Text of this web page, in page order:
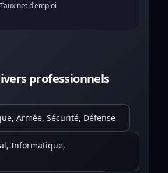
Taux net d'emploi
professionnels
Armée, Sécurité, Défense
Informatique,